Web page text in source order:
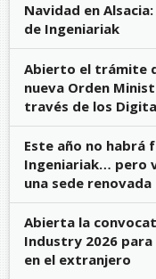
Navidad en
de Ingeniariak
Abierto el trámite
nueva Orden
través de los
Este año no habrá
Ingeniariak… pero
una sede renovada
Abierta la
Industry 2026
en el extranjero